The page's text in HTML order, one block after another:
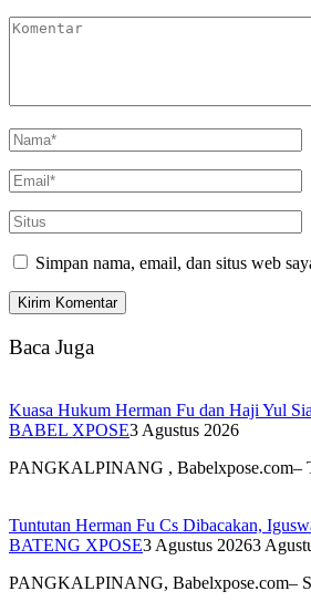
Simpan nama, email, dan situs web
Baca Juga
Kuasa Hukum Herman Fu dan Haji Yul
BABEL XPOSE3 Agustus 2026
PANGKALPINANG , Babelxpose.com–
Tuntutan Herman Fu Cs Dibacakan,
BATENG XPOSE3 Agustus 20263
PANGKALPINANG, Babelxpose.com–